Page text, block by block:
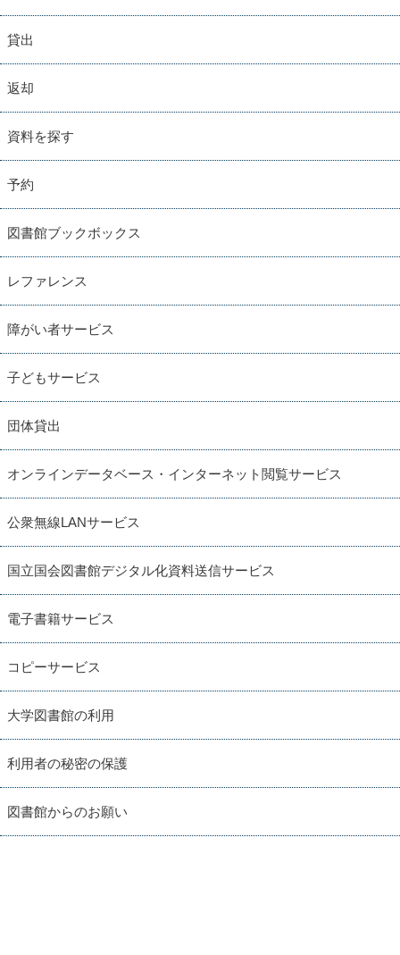
貸出
返却
資料を探す
予約
図書館ブックボックス
レファレンス
障がい者サービス
子どもサービス
団体貸出
オンラインデータベース・インターネット閲覧サービス
公衆無線LANサービス
国立国会図書館デジタル化資料送信サービス
電子書籍サービス
コピーサービス
大学図書館の利用
利用者の秘密の保護
図書館からのお願い